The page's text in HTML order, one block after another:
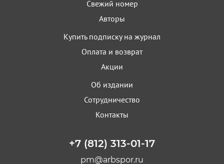
Свежий номер
Авторы
Купить подписку на журнал
Оплата и возврат
Акции
Об издании
Сотрудничество
Контакты
+7 (812) 313-01-17
pm@arbspor.ru